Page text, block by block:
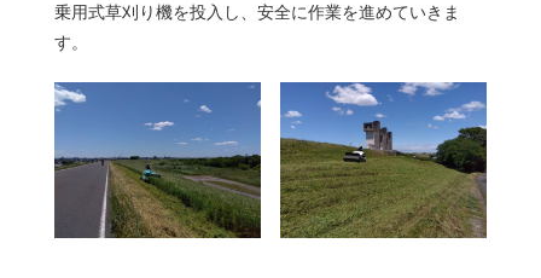
乗用式草刈り機を投入し、安全に作業を進めていきま
す。